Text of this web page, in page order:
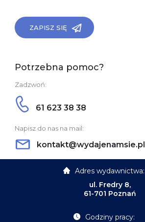
ZAPISZ SIĘ
Potrzebna pomoc?
Zadzwoń:
61 623 38 38
Napisz do nas na mail:
kontakt@wydajenamsie.pl
Adres wydawnictwa:
ul. Fredry 8,
61-701 Poznań
Godziny pracy: